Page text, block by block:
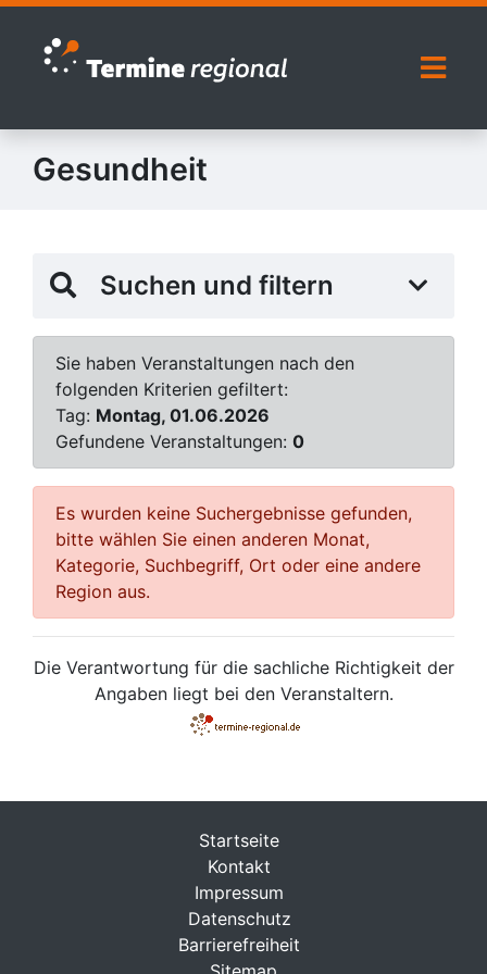
Zur Navigation springen
Zum Inhalt springen
Gesundheit
Suchen und filtern
Sie haben Veranstaltungen nach den
folgenden Kriterien gefiltert:
Tag: Montag, 01.06.2026
Gefundene Veranstaltungen: 0
Es wurden keine Suchergebnisse gefunden,
bitte wählen Sie einen anderen Monat,
Kategorie, Suchbegriff, Ort oder eine andere
Region aus.
Die Verantwortung für die sachliche Richtigkeit der
Angaben liegt bei den Veranstaltern.
Startseite
Kontakt
Impressum
Datenschutz
Barrierefreiheit